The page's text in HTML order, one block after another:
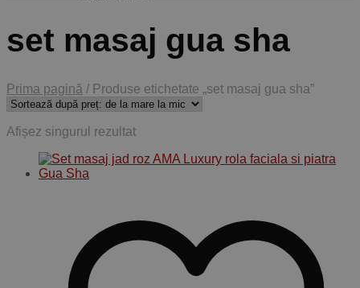
set masaj gua sha
Prima pagină / Produse etichetate „set masaj gua sha”
Afișez singurul rezultat